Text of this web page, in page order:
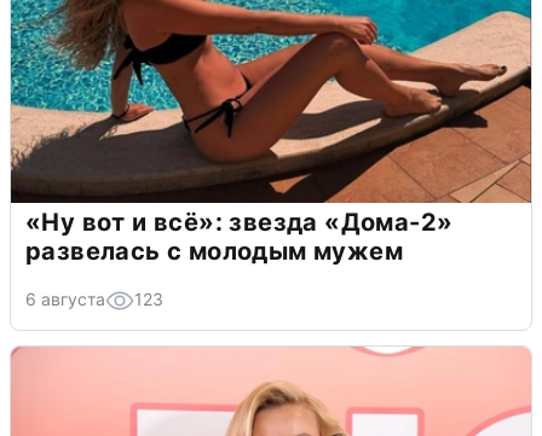
«Ну вот и всё»: звезда «Дома-2»
развелась с молодым мужем
6 августа 123